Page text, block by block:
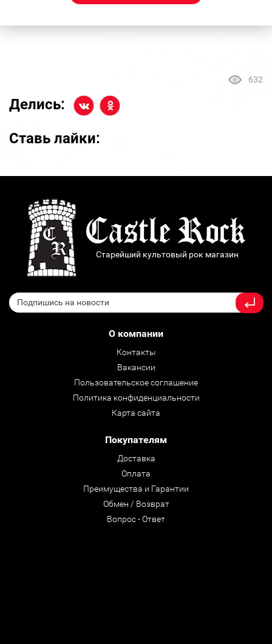
632
Делись:
Ставь лайки:
Старейший культовый рок магазин
О компании
Контакты
Вакансии
Пользовательское соглашение
Политика конфиденциальности
Карта сайта
Покупателям
Доставка
Оплата
Преимущества и Гарантии
Обмен / Возврат
Вопрос - Ответ